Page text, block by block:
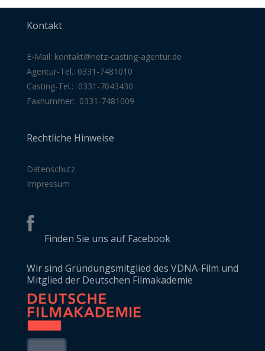
Kontakt
E-Mail: kontakt@rietz-casting-agentur.de
Agentur-Tel.: 0331-7481010
Casting-Tel.: 0331-7043430
Faxnummer: 0331-7481009
Rechtliche Hinweise
Datenschutz
Impressum
Finden Sie uns auf Facebook
Wir sind Gründungsmitglied des VDNA-Film und
Mitglied der Deutschen Filmakademie